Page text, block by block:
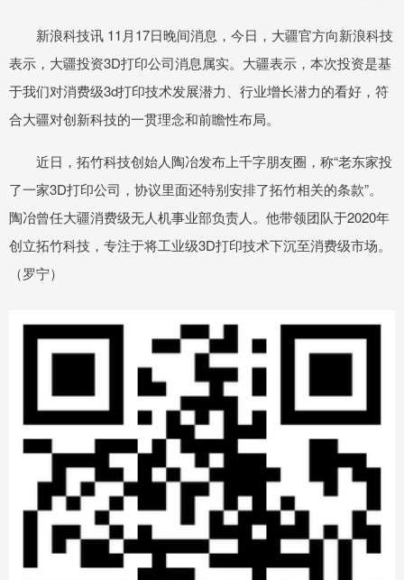
新浪科技讯 11月17日晚间消息，今日，大疆官方向新浪科技
表示，大疆投资3D打印公司消息属实。大疆表示，本次投资是基
于我们对消费级3d打印技术发展潜力、行业增长潜力的看好，符
合大疆对创新科技的一贯理念和前瞻性布局。
近日，拓竹科技创始人陶冶发布上千字朋友圈，称“老东家投
了一家3D打印公司，协议里面还特别安排了拓竹相关的条款”。
陶冶曾任大疆消费级无人机事业部负责人。他带领团队于2020年
创立拓竹科技，专注于将工业级3D打印技术下沉至消费级市场。
（罗宁）